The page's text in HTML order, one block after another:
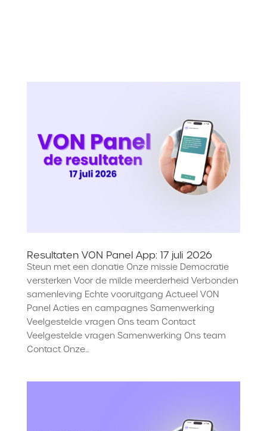
Resultaten VON Panel App: 17 juli 2026
Steun met een donatie Onze missie Democratie
versterken Voor de milde meerderheid Verbonden
samenleving Echte vooruitgang Actueel VON
Panel Acties en campagnes Samenwerking
Veelgestelde vragen Ons team Contact
Veelgestelde vragen Samenwerking Ons team
Contact Onze...